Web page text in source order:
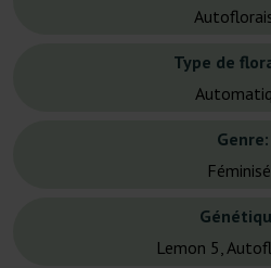
Type de
Genre:
Lemon 5,